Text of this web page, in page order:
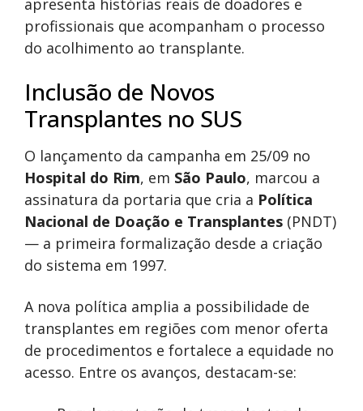
apresenta histórias reais de doadores e
profissionais que acompanham o processo
do acolhimento ao transplante.
Inclusão de Novos
Transplantes no SUS
O lançamento da campanha em 25/09 no
Hospital do Rim, em São Paulo, marcou a
assinatura da portaria que cria a Política
Nacional de Doação e Transplantes (PNDT)
— a primeira formalização desde a criação
do sistema em 1997.
A nova política amplia a possibilidade de
transplantes em regiões com menor oferta
de procedimentos e fortalece a equidade no
acesso. Entre os avanços, destacam-se: